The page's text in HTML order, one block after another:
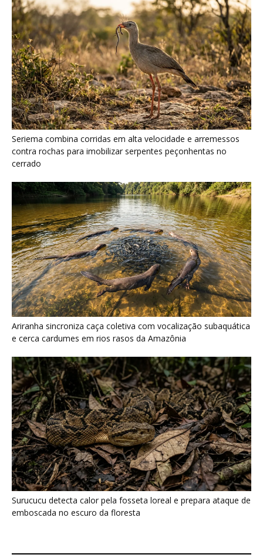
Ariranha sincroniza caça coletiva com vocalização subaquática
e cerca cardumes em rios rasos da Amazônia
Surucucu detecta calor pela fosseta loreal e prepara ataque de
emboscada no escuro da floresta
Últimas noticias
Papagaio come argila em barreiro coletivo
para ajudar a neutralizar compostos...
7 de agosto de 2026
Como atrair beija-flor para casa e proteger a
ave com cuidado
7 de agosto de 2026